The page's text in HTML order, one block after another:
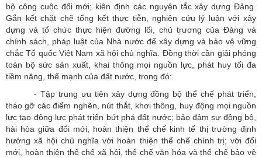
bộ công cuộc đổi mới; kiên định các nguyên tắc xây dựng Đảng.
Gắn kết chặt chẽ tổng kết thực tiễn, nghiên cứu lý luận với xây
dựng và tổ chức thực hiện đường lối, chủ trương của Đảng và
chính sách, pháp luật của Nhà nước để xây dựng và bảo vệ vững
chắc Tổ quốc Việt Nam xã hội chủ nghĩa. Đồng thời cần giải phóng
toàn bộ sức sản xuất, khai thông mọi nguồn lực, phát huy tối đa
tiềm năng, thế mạnh của đất nước, trong đó:
- Tập trung ưu tiên xây dựng đồng bộ thể chế phát triển,
tháo gỡ các điểm nghẽn, nút thắt, khơi thông, huy động mọi nguồn
lực tạo động lực phát triển bứt phá đất nước; bảo đảm sự đồng bộ,
hài hòa giữa đổi mới, hoàn thiện thể chế kinh tế thị trường định
hướng xã hội chủ nghĩa với hoàn thiện thể chế chính trị; với đổi
mới, hoàn thiện thể chế xã hội, thể chế văn hóa và thể chế bảo vệ